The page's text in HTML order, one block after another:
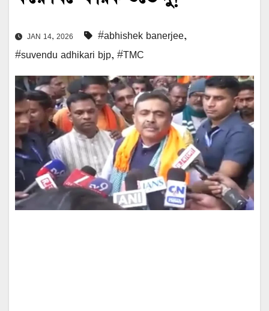
JAN 14, 2026 #abhishek banerjee,
#suvendu adhikari bjp, #TMC